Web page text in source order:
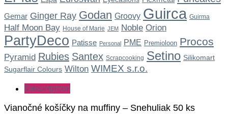
Gemar Ginger Ray Godan Groovy Guirca Guirma
Half Moon Bay House of Marie JEM Noble Orion
PartyDeco Patisse Personal PME Premioloon Procos
Pyramid Rubies Santex Scrapcooking Setino Silikomart
Sugarflair Colours Wilton WIMEX s.r.o.
Description
Vianočné košíčky na muffiny – Snehuliak 50 ks